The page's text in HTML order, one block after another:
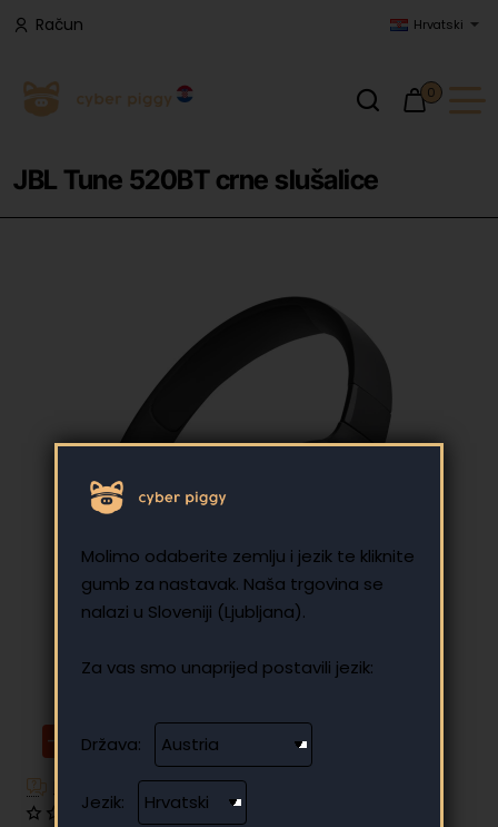
Molimo odaberite zemlju i jezik te kliknite
gumb za nastavak. Naša trgovina se
nalazi u Sloveniji (Ljubljana).
Za vas smo unaprijed postavili jezik:
Država:
Jezik:
Račun Hrvatski
0
JBL Tune 520BT crne slušalice
-33%
Imate dodatnih pitanja?
0 recenzija • Napišite recenziju